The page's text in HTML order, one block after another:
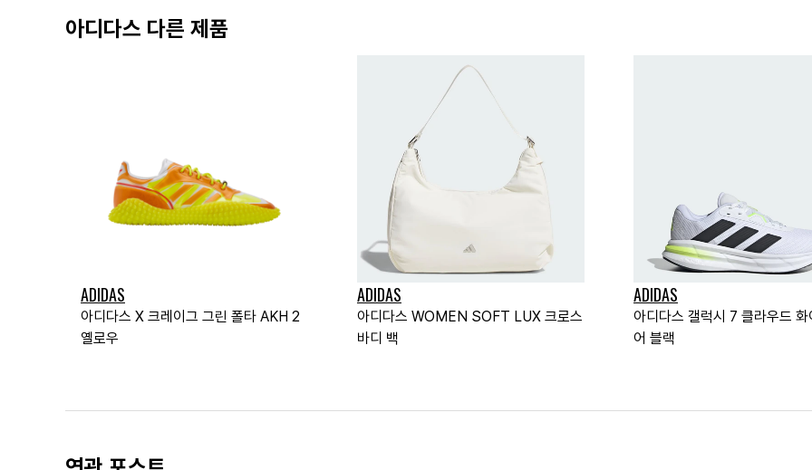
아디다스 다른 제품
ADIDAS
아디다스 X 크레이그 그린 폴타 AKH 2
옐로우
ADIDAS
아디다스 WOMEN SOFT LUX 크로스
바디 백
ADIDAS
아디다스 갤럭시 7 클라우드 화
어 블랙